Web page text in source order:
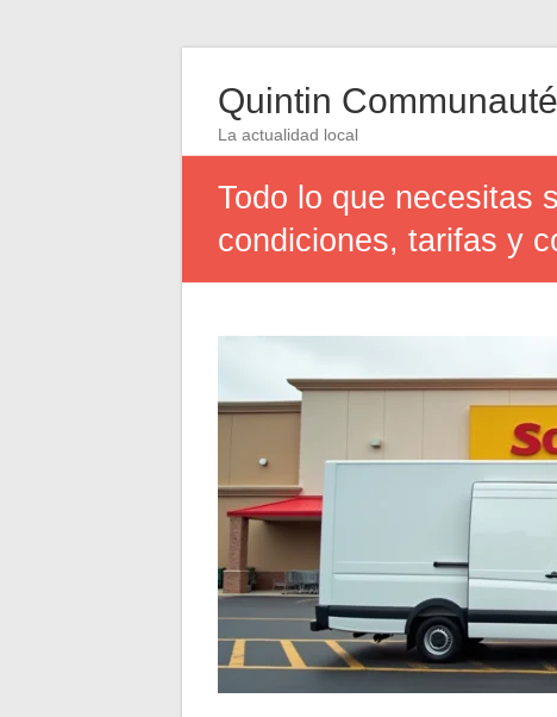
Quintin Communauté
La actualidad local
Todo lo que necesitas
condiciones, tarifas y